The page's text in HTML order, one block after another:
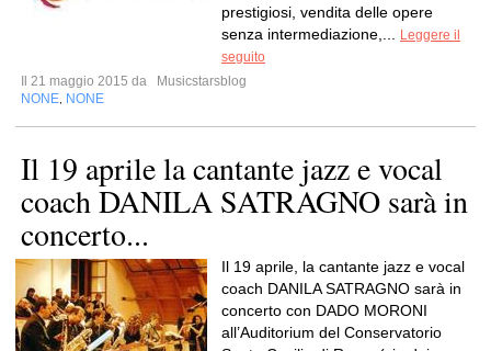
prestigiosi, vendita delle opere
senza intermediazione,...
Leggere il
seguito
Il 21 maggio 2015 da
Musicstarsblog
NONE NONE
Il 19 aprile la cantante jazz e vocal
coach DANILA SATRAGNO sarà in
concerto...
Il 19 aprile, la cantante jazz e vocal
coach DANILA SATRAGNO sarà in
concerto con DADO MORONI
all’Auditorium del Conservatorio